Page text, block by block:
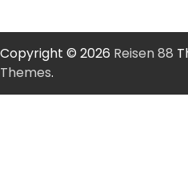
Copyright © 2026 Reisen 88
Themes.